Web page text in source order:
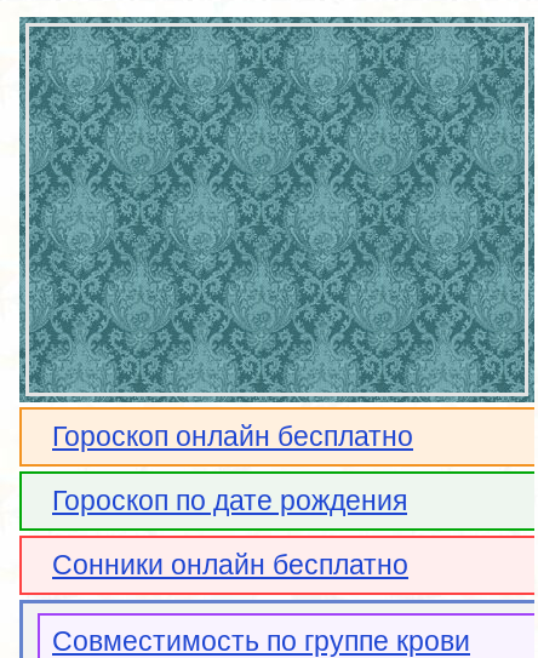
Гороскоп онлайн бесплатно
Гороскоп по дате рождения
Сонники онлайн бесплатно
Совместимость по группе крови